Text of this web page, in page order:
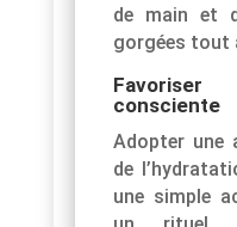
de main et
gorgées tout
Favoriser
consciente
Adopter une
de
une simple